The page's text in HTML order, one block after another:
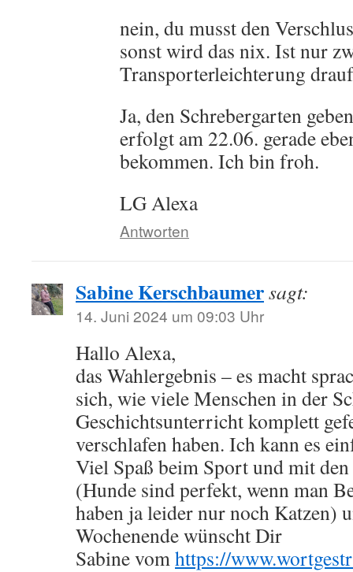
nein, du musst den
sonst wird das nix. Ist nur
Transporterleichterung
Ja, den Schrebergarten
erfolgt am 22.06. gerade
bekommen. Ich bin froh.
LG Alexa
Antworten
Sabine Kerschbaumersagt:
14. Juni 2024 um 09:03 Uhr
Hallo Alexa,
das Wahlergebnis – es macht
sich, wie viele Menschen in der
Geschichtsunterricht komplett
verschlafen haben. Ich kann es
Viel Spaß beim Sport und mit
(Hunde sind perfekt, wenn man
haben ja leider nur noch Katzen)
Wochenende wünscht Dir
Sabine vomhttps://